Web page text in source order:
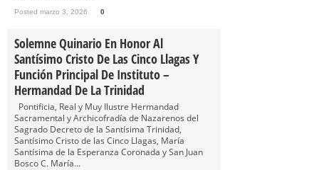
Posted marzo 3, 2026 0
Solemne Quinario En Honor Al
Santísimo Cristo De Las Cinco Llagas Y
Función Principal De Instituto –
Hermandad De La Trinidad
Pontificia, Real y Muy Ilustre Hermandad
Sacramental y Archicofradía de Nazarenos del
Sagrado Decreto de la Santísima Trinidad,
Santísimo Cristo de las Cinco Llagas, María
Santísima de la Esperanza Coronada y San Juan
Bosco C. María...